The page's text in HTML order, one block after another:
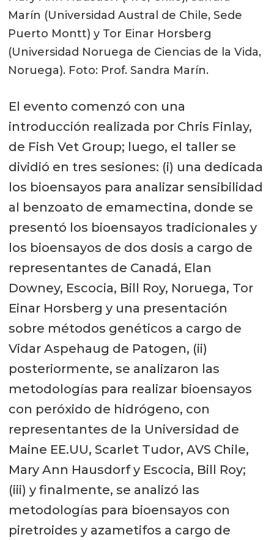
Marín (Universidad Austral de Chile, Sede
Puerto Montt) y Tor Einar Horsberg
(Universidad Noruega de Ciencias de la Vida,
Noruega). Foto: Prof. Sandra Marín.
El evento comenzó con una
introducción realizada por Chris Finlay,
de Fish Vet Group; luego, el taller se
dividió en tres sesiones: (i) una dedicada
los bioensayos para analizar sensibilidad
al benzoato de emamectina, donde se
presentó los bioensayos tradicionales y
los bioensayos de dos dosis a cargo de
representantes de Canadá, Elan
Downey, Escocia, Bill Roy, Noruega, Tor
Einar Horsberg y una presentación
sobre métodos genéticos a cargo de
Vidar Aspehaug de Patogen, (ii)
posteriormente, se analizaron las
metodologías para realizar bioensayos
con peróxido de hidrógeno, con
representantes de la Universidad de
Maine EE.UU, Scarlet Tudor, AVS Chile,
Mary Ann Hausdorf y Escocia, Bill Roy;
(iii) y finalmente, se analizó las
metodologías para bioensayos con
piretroides y azametifos a cargo de